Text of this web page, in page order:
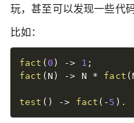
玩，甚至可以发现一些代
比如：
fact ( 0 ) -> 1 ;
fact ( N ) -> N * fact (
test ( ) -> fact ( - 5 ) .